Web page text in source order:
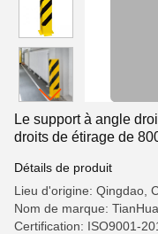
Le support à angle
droits de étirage de
Détails de produit
Lieu d'origine: Qingdao,
Nom de marque:
Certification: ISO9001-